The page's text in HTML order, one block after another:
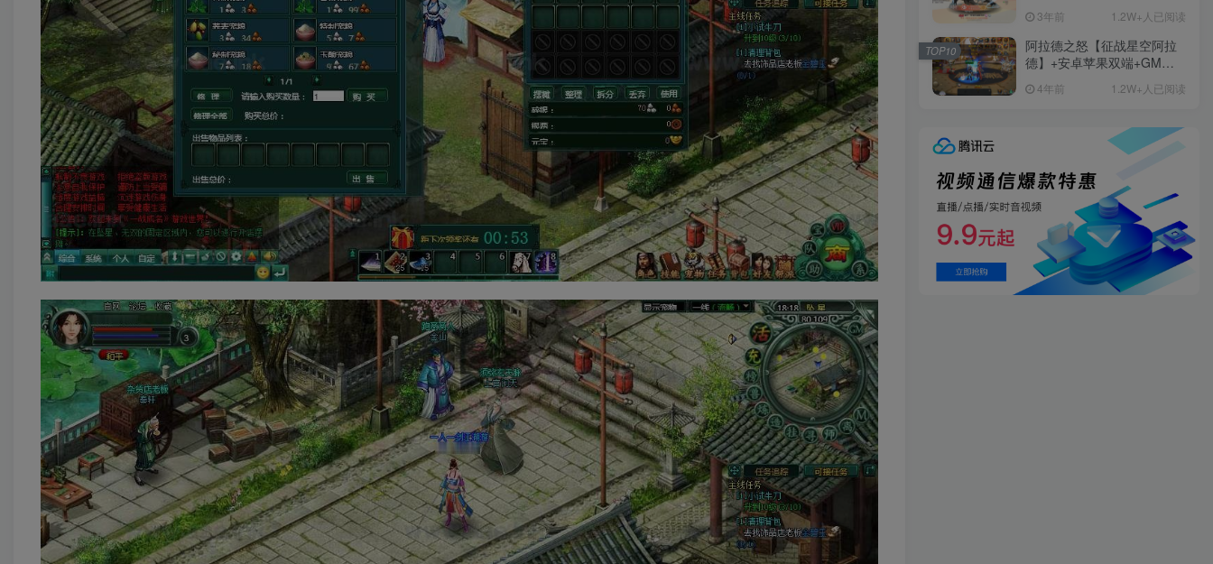
端 3年前 1.2W+人已阅读
阿拉德之怒【征战星空阿拉
德】+安卓苹果双端+GM授
+详细教程
4年前 1.2W+人已阅读
TOP10